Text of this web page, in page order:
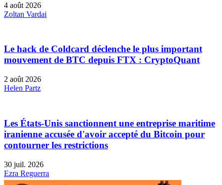
4 août 2026
Zoltan Vardai
Le hack de Coldcard déclenche le plus important
mouvement de BTC depuis FTX : CryptoQuant
2 août 2026
Helen Partz
Les États-Unis sanctionnent une entreprise maritime
iranienne accusée d'avoir accepté du Bitcoin pour
contourner les restrictions
30 juil. 2026
Ezra Reguerra